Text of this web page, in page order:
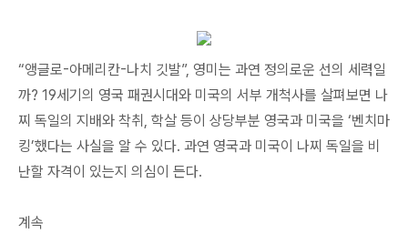
“앵글로-아메리칸-나치 깃발”, 영미는 과연 정의로운 선의 세력일
까? 19세기의 영국 패권시대와 미국의 서부 개척사를 살펴보면 나
찌 독일의 지배와 착취 , 학살 등이 상당부분 영국과 미국을 ‘벤치마
킹’했다는 사실을 알 수 있다. 과연 영국과 미국이 나찌 독일을 비
난할 자격이 있는지 의심이 든다.
계속